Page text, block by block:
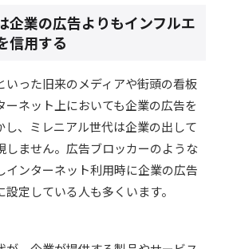
企業の広告よりもインフルエ
信用する
いった旧来のメディアや街頭の看板
ネット上においても企業の広告を
し、ミレニアル世代は企業の出して
しません。広告ブロッカーのような
インターネット利用時に企業の広告
定している人も多くいます。